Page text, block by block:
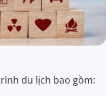
du lịch bao gồm: